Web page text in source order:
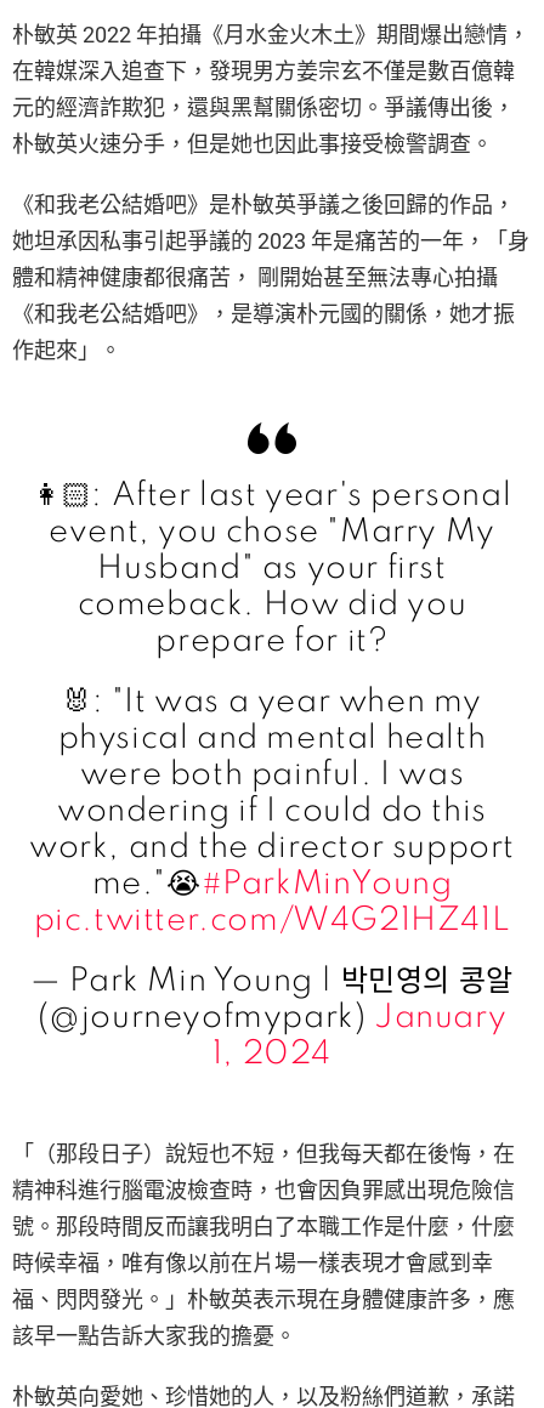
朴敏英 2022 年拍攝《月水金火木土》期間爆出戀情，
在韓媒深入追查下，發現男方姜宗玄不僅是數百億韓
元的經濟詐欺犯，還與黑幫關係密切。爭議傳出後，
朴敏英火速分手，但是她也因此事接受檢警調查。
《和我老公結婚吧》是朴敏英爭議之後回歸的作品，
她坦承因私事引起爭議的 2023 年是痛苦的一年，「身
體和精神健康都很痛苦， 剛開始甚至無法專心拍攝
《和我老公結婚吧》，是導演朴元國的關係，她才振
作起來」。
👩🏻: After last year's personal
event, you chose "Marry My
Husband" as your first
comeback. How did you
prepare for it?
🐰: "It was a year when my
physical and mental health
were both painful. I was
wondering if I could do this
work, and the director support
me."😭#ParkMinYoung
pic.twitter.com/W4G21HZ41L
— Park Min Young | 박민영의 콩알
(@journeyofmypark) January
1, 2024
「（那段日子）說短也不短，但我每天都在後悔，在
精神科進行腦電波檢查時，也會因負罪感出現危險信
號。那段時間反而讓我明白了本職工作是什麼，什麼
時候幸福，唯有像以前在片場一樣表現才會感到幸
福、閃閃發光。」朴敏英表示現在身體健康許多，應
該早一點告訴大家我的擔憂。
朴敏英向愛她、珍惜她的人，以及粉絲們道歉，承諾